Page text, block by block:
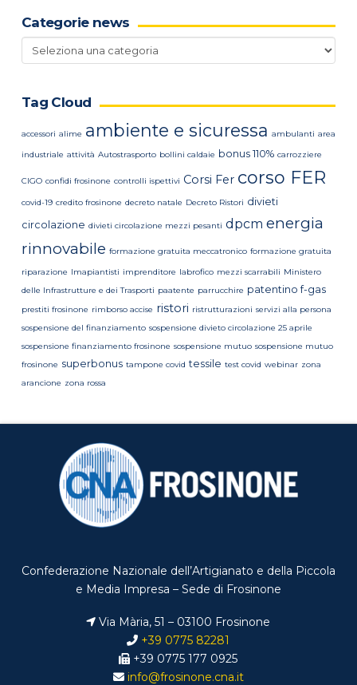
Categorie news
Categorie
news
Tag Cloud
accessori alime ambiente e sicuressa ambulanti area
industriale attività Autostrasporto bollini caldaie bonus 110% carrozziere
CIGO confidi frosinone controlli ispettivi Corsi Fer corso FER
covid-19 credito frosinone decreto natale Decreto Ristori divieti
circolazione divieti circolazione mezzi pesanti dpcm energia
rinnovabile formazione gratuita meccatronico formazione gratuita
riparazione Imapiantisti imprenditore labrofico mezzi scarrabili Ministero
delle Infrastrutture e dei Trasporti paatente parrucchire patentino f-gas
prestiti frosinone rimborso accise ristori ristrutturazioni servizi alla persona
sospensione del finanziamento sospensione divieto circolazione 25 aprile
sospensione finanziamento frosinone sospensione mutuo sospensione mutuo
frosinone superbonus tampone covid tessile test covid webinar zona
arancione zona rossa
Confederazione Nazionale dell’Artigianato e della Piccola
e Media Impresa – Sede di Frosinone
Via Mària, 51 – 03100 Frosinone
+39 0775 82281
+39 0775 177 0925
info@frosinone.cna.it